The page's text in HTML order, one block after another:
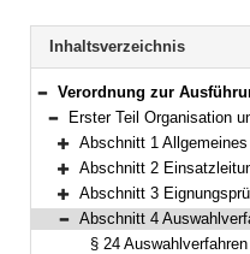
BAYERN.RECHT
letzten
Suche
Navigation
Inhaltsverzeichnis
Bereich reduzieren
Verordnung zur Ausführung des Bayerischen
Bereich reduzieren
Erster Teil Organisation
Bereich erweitern
Abschnitt 1
Bereich erweitern
Abschnitt 2 Einsatzleitung
Bereich erweitern
Abschnitt 3
Bereich reduzieren
Abschnitt 4 Auswahlverfahren bei
§ 24 Auswahlverfahren bei